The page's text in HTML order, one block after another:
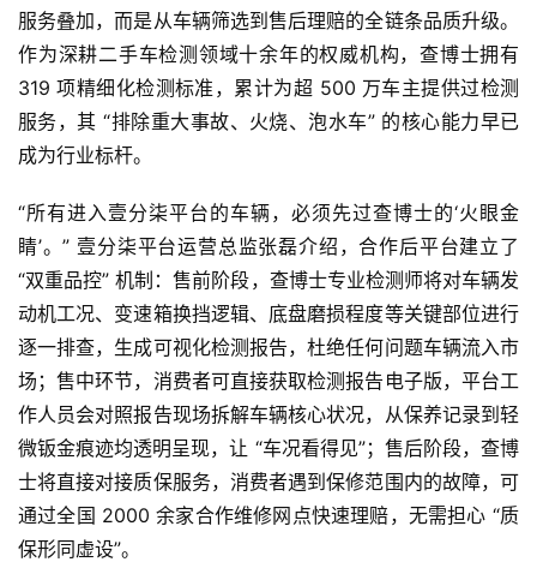
服务叠加，而是从车辆筛选到售后理赔的全链条品质升级。
作为深耕二手车检测领域十余年的权威机构，查博士拥有
319 项精细化检测标准，累计为超 500 万车主提供过检测
服务，其 “排除重大事故、火烧、泡水车” 的核心能力早已
成为行业标杆。
“所有进入壹分柒平台的车辆，必须先过查博士的‘火眼金
睛’。” 壹分柒平台运营总监张磊介绍，合作后平台建立了
“双重品控” 机制：售前阶段，查博士专业检测师将对车辆发
动机工况、变速箱换挡逻辑、底盘磨损程度等关键部位进行
逐一排查，生成可视化检测报告，杜绝任何问题车辆流入市
场；售中环节，消费者可直接获取检测报告电子版，平台工
作人员会对照报告现场拆解车辆核心状况，从保养记录到轻
微钣金痕迹均透明呈现，让 “车况看得见”；售后阶段，查博
士将直接对接质保服务，消费者遇到保修范围内的故障，可
通过全国 2000 余家合作维修网点快速理赔，无需担心 “质
保形同虚设”。